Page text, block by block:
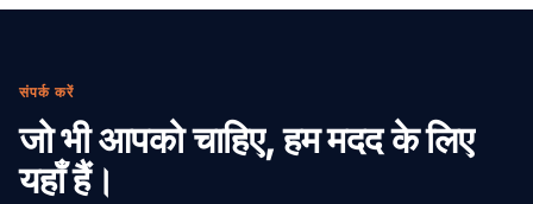
संपर्क करें
जो भी आपको चाहिए, हम मदद के लिए
यहाँ हैं।